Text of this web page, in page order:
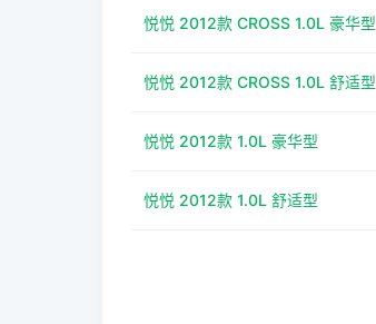
悦悦 2012款 CROSS 1.0L 豪华型
悦悦 2012款 CROSS 1.0L 舒适型
悦悦 2012款 1.0L 豪华型
悦悦 2012款 1.0L 舒适型